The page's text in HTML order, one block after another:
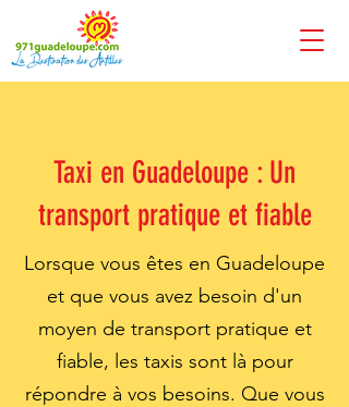
Taxi en Guadeloupe : Un
transport pratique et fiable
Lorsque vous êtes en Guadeloupe
et que vous avez besoin d'un
moyen de transport pratique et
fiable, les taxis sont là pour
répondre à vos besoins. Que vous